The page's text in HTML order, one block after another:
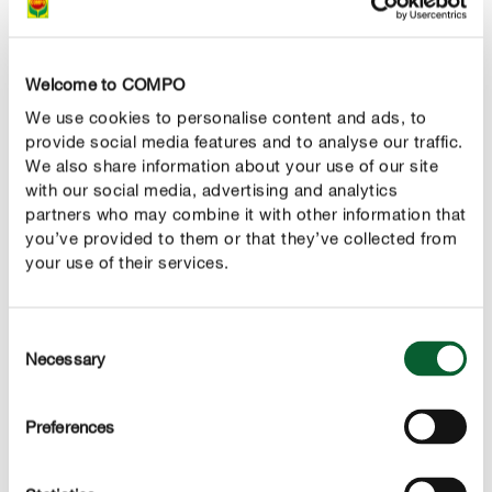
Welcome to COMPO
We use cookies to personalise content and ads, to
provide social media features and to analyse our traffic.
We also share information about your use of our site
with our social media, advertising and analytics
partners who may combine it with other information that
you’ve provided to them or that they’ve collected from
your use of their services.
Selection
Necessary
Preferences
Narzissenzwiebeln keine Sorgen zu machen. Sie sind
RICHTIG PFLEGEN
Narzissen pflegen
Wie oft muss man Narzissen gießen?
Im Zeitraum, in denen die Osterglocken blühen, ist eine
zusätzliche Bewässerung in der Regel noch nicht
Blumen verwelkt, schneiden Sie die Blütenstiele ab.
Dadurch verhindern Sie, dass die Samen reifen. Dies
schwächen. Die Blätter schneiden Sie dagegen wie
vertrocknet sind. Danach befinden sich nur noch die